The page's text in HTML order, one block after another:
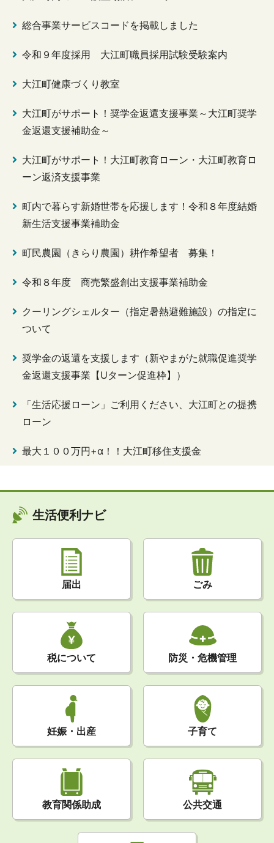
総合事業サービスコードを掲載しました
令和９年度採用 大江町職員採用試験受験案内
大江町健康づくり教室
大江町がサポート！奨学金返還支援事業～大江町奨学
金返還支援補助金～
大江町がサポート！大江町教育ローン・大江町教育ロ
ーン返済支援事業
町内で暮らす新婚世帯を応援します！令和８年度結婚
新生活支援事業補助金
町民農園（きらり農園）耕作希望者 募集！
令和８年度 商売繁盛創出支援事業補助金
クーリングシェルター（指定暑熱避難施設）の指定に
ついて
奨学金の返還を支援します（新やまがた就職促進奨学
金返還支援事業【Uターン促進枠】）
「生活応援ローン」ご利用ください、大江町との提携
ローン
最大１００万円+α！！大江町移住支援金
生活便利ナビ
届出 ごみ
税について 防災・危機管理
妊娠・出産 子育て
教育関係助成 公共交通